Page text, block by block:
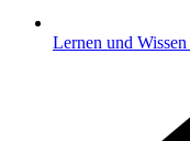
Lernen und Wissen